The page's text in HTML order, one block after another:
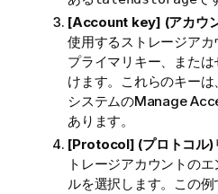
[Account key] (アカウ
使用するストレージア
プライマリキー、また
けます。これらのキー
システムのManage
あります。
[Protocol] (プロトコル)
トレージアカウントの
ルを選択します。この例